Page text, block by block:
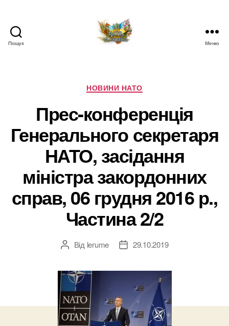
Пошук
Новини
про
НАТО
в
Україні
Меню
Категорії
НОВИНИ НАТО
Прес-конференція
Генерального секретаря
НАТО, засідання
міністра закордонних
справ, 06 грудня 2016 р.,
Частина 2/2
Автор
Від lerume
Дата29.10.2019